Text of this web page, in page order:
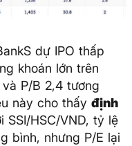
dự IPO thấp
khoán lớn trên
và P/B 2,4 tương
này cho thấy định
SSI/HSC/VND, tỷ lệ
bình, nhưng P/E lại